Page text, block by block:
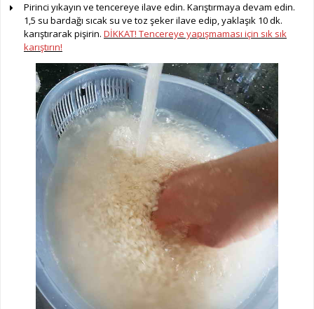
Pirinci yıkayın ve tencereye ilave edin. Karıştırmaya devam edin.
1,5 su bardağı sıcak su ve toz şeker ilave edip, yaklaşık 10 dk.
karıştırarak pişirin. DİKKAT! Tencereye yapışmaması için sık sık
karıştırın!